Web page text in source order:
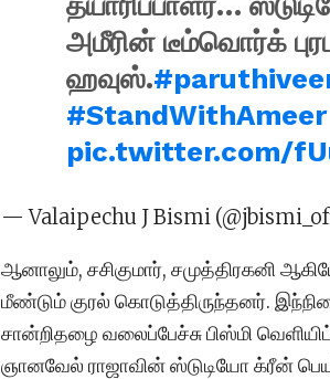
அமீரின் டீம்வொர்க்
ஹவுஸ்.
#StandWithAmeer
pic.twitter.com/
— Valaipechu J Bismi
ஆனாலும், சசிகுமார், சமுத்திரகனி
மீண்டும் குரல் கொடுத்திருந்தனர்.
சான்றிதழை வலைப்பேச்சு பிஸ்மி
ஞானவேல் ராஜாவின் ஸ்டுடியோ க்ரீன்